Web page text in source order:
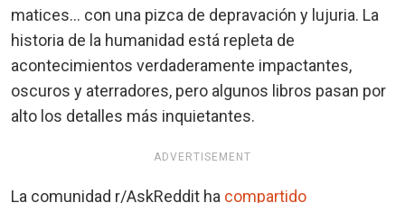
matices... con una pizca de depravación y lujuria. La
historia de la humanidad está repleta de
acontecimientos verdaderamente impactantes,
oscuros y aterradores, pero algunos libros pasan por
alto los detalles más inquietantes.
ADVERTISEMENT
La comunidad r/AskReddit ha compartido